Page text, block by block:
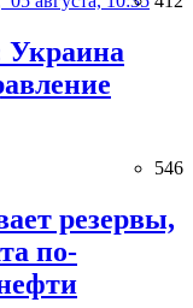
546
резервы,
по-